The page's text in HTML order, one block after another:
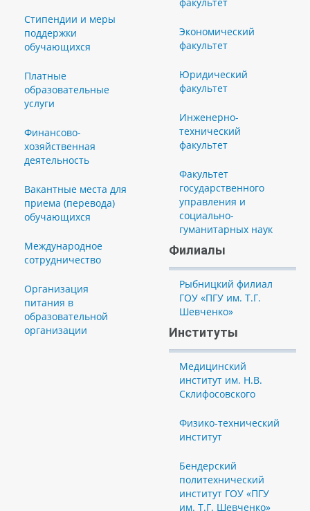
Стипендии и меры
поддержки
обучающихся
Платные
образовательные
услуги
Финансово-
хозяйственная
деятельность
Вакантные места для
приема (перевода)
обучающихся
Международное
сотрудничество
Организация
питания в
образовательной
организации
Экономический
факультет
Юридический
факультет
Инженерно-
технический
факультет
Факультет
государственного
управления и
социально-
гуманитарных наук
Филиалы
Рыбницкий филиал
ГОУ «ПГУ им. Т.Г.
Шевченко»
Институты
Медицинский
институт им. Н.В.
Склифосовского
Физико-технический
институт
Бендерский
политехнический
институт ГОУ «ПГУ
им. Т.Г. Шевченко»